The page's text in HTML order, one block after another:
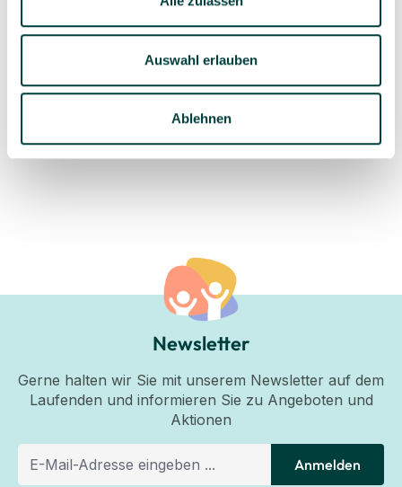
Auswahl erlauben
Ablehnen
bei Versand aus dem
Newsletter
Gerne halten wir Sie mit unserem Newsletter auf dem
Laufenden und informieren Sie zu Angeboten und
Aktionen
Anmelden